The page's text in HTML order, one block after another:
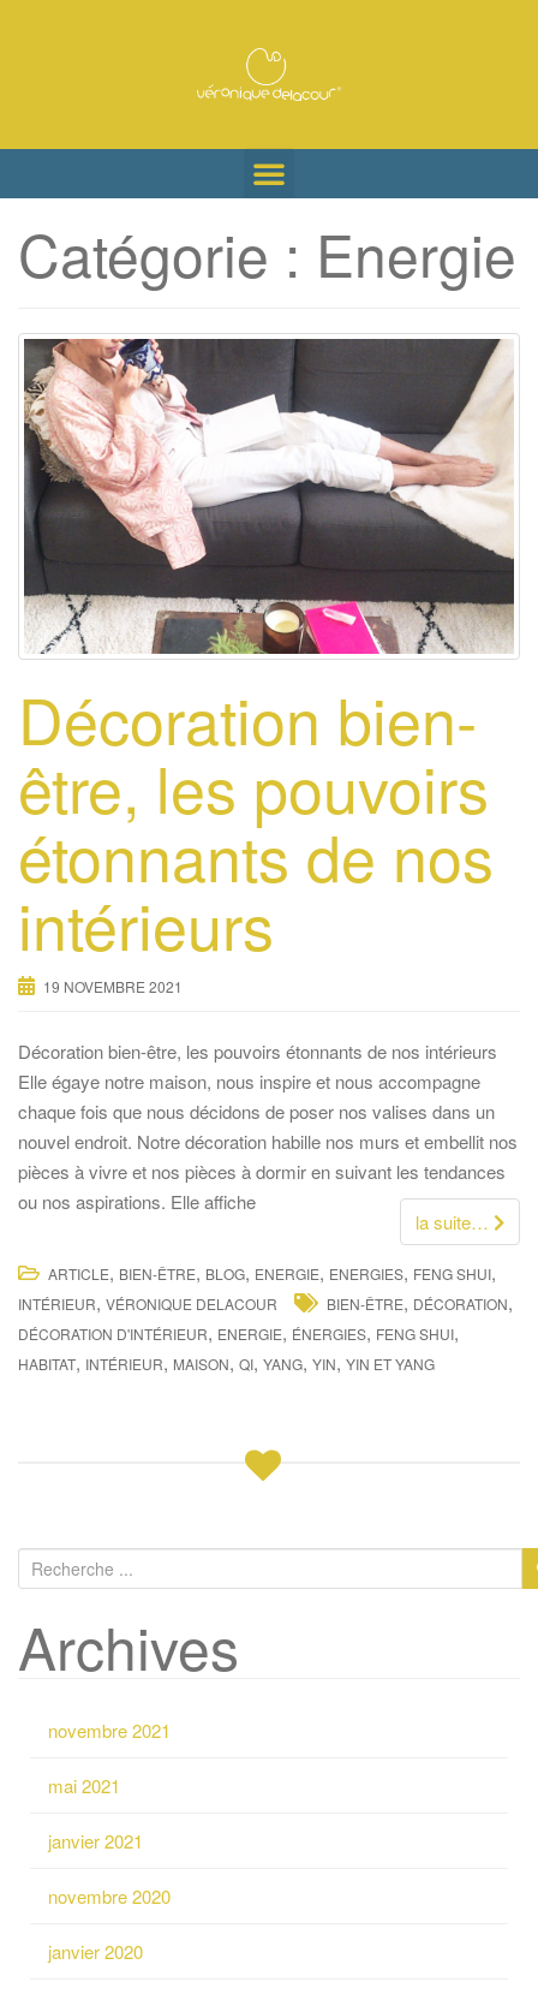
Catégorie : Energie
Décoration bien-
être, les pouvoirs
étonnants de nos
intérieurs
19 NOVEMBRE 2021
Décoration bien-être, les pouvoirs étonnants de nos intérieurs
Elle égaye notre maison, nous inspire et nous accompagne
chaque fois que nous décidons de poser nos valises dans un
nouvel endroit. Notre décoration habille nos murs et embellit nos
pièces à vivre et nos pièces à dormir en suivant les tendances
ou nos aspirations. Elle affiche
la suite…
ARTICLE, BIEN-ÊTRE, BLOG, ENERGIE, ENERGIES, FENG SHUI,
INTÉRIEUR, VÉRONIQUE DELACOUR BIEN-ÊTRE, DÉCORATION,
DÉCORATION D'INTÉRIEUR, ENERGIE, ÉNERGIES, FENG SHUI,
HABITAT, INTÉRIEUR, MAISON, QI, YANG, YIN, YIN ET YANG
e
h
Archives
novembre 2021
mai 2021
janvier 2021
novembre 2020
janvier 2020